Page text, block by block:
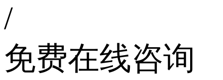
/
免费在线咨询